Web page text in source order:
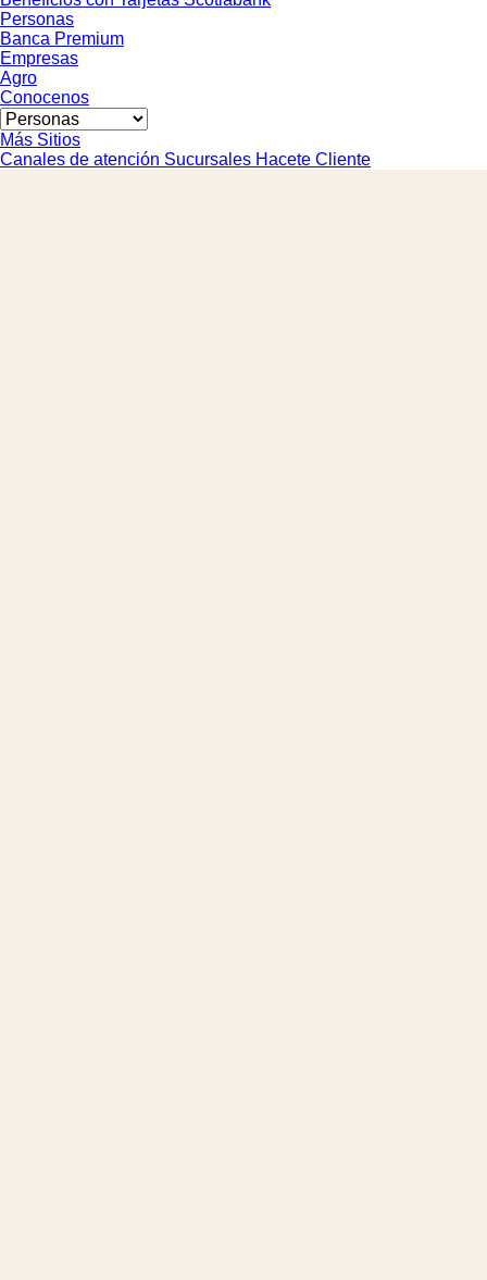
Personas
Banca Premium
Empresas
Agro
Conocenos
Más Sitios
Canales de atención Sucursales Hacete Cliente